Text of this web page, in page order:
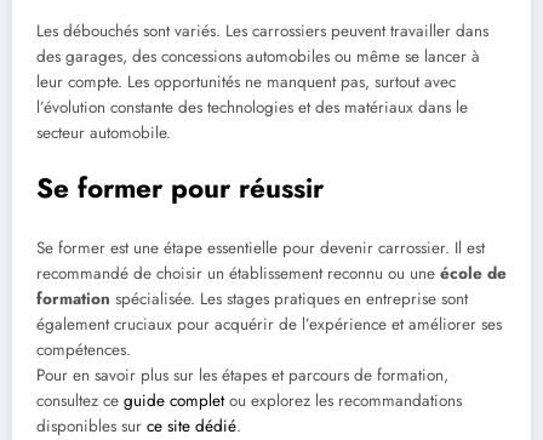
Les débouchés sont variés. Les carrossiers peuvent travailler dans
des garages, des concessions automobiles ou même se lancer à
leur compte. Les opportunités ne manquent pas, surtout avec
l’évolution constante des technologies et des matériaux dans le
secteur automobile.
Se former pour réussir
Se former est une étape essentielle pour devenir carrossier. Il est
recommandé de choisir un établissement reconnu ou une école de
formation spécialisée. Les stages pratiques en entreprise sont
également cruciaux pour acquérir de l’expérience et améliorer ses
compétences.
Pour en savoir plus sur les étapes et parcours de formation,
consultez ce guide completou explorez les recommandations
disponibles sur ce site dédié.